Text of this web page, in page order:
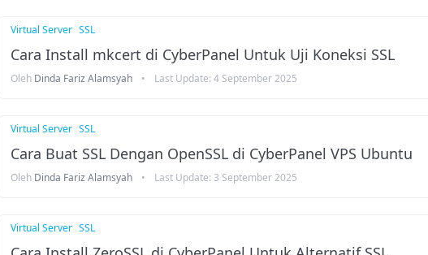
Virtual Server SSL
Cara Install mkcert di CyberPanel Untuk Uji Koneksi SSL
Oleh Dinda Fariz Alamsyah • Last Update: 4 September 2025
Virtual Server SSL
Cara Buat SSL Dengan OpenSSL di CyberPanel VPS Ubuntu
Oleh Dinda Fariz Alamsyah • Last Update: 3 September 2025
Virtual Server SSL